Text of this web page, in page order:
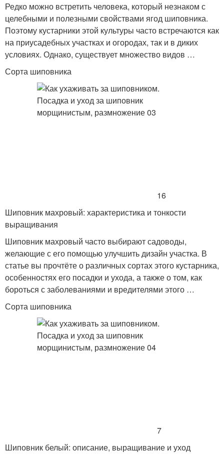
Редко можно встретить человека, который незнаком с
целебными и полезными свойствами ягод шиповника.
Поэтому кустарники этой культуры часто встречаются как
на приусадебных участках и огородах, так и в диких
условиях. Однако, существует множество видов …
Сорта шиповника
16
Шиповник махровый: характеристика и тонкости
выращивания
Шиповник махровый часто выбирают садоводы,
желающие с его помощью улучшить дизайн участка. В
статье вы прочтёте о различных сортах этого кустарника,
особенностях его посадки и ухода, а также о том, как
бороться с заболеваниями и вредителями этого …
Сорта шиповника
7
Шиповник белый: описание, выращивание и уход